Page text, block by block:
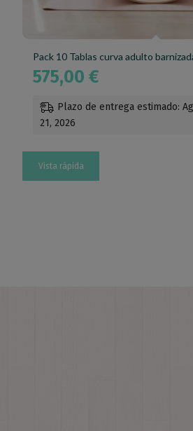
Pack 10 Tablas curva adulto
575,00€
Plazo de entrega estimado:
21, 2026
Vista rápida